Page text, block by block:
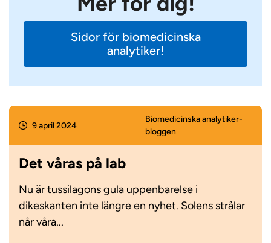
Sidor för biomedicinska
analytiker!
9 april 2024
Biomedicinska analytiker­
bloggen
Det våras på lab
Nu är tussilagons gula uppenbarelse i
dikeskanten inte längre en nyhet. Solens strålar
når våra...